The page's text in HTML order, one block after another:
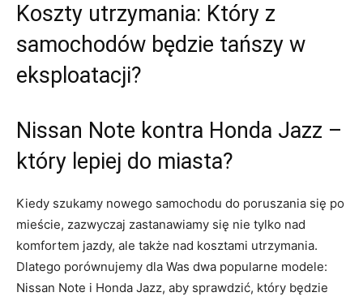
Koszty utrzymania: ⁢Który z
samochodów ​będzie tańszy w
⁤eksploatacji?
Nissan ​Note kontra Honda ‌Jazz –
który ​lepiej‍ do miasta?
Kiedy szukamy ⁣nowego samochodu do⁢ poruszania⁣ się po
mieście, zazwyczaj ‍zastanawiamy się nie ​tylko nad
komfortem jazdy, ⁣ale także nad kosztami utrzymania.
Dlatego ⁢porównujemy​ dla Was ​dwa popularne modele:
‌Nissan Note ‍i Honda Jazz, aby sprawdzić, który będzie